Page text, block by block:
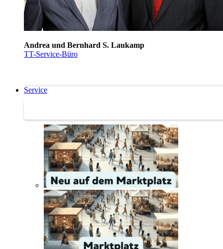
Andrea und Bernhard S. Laukamp
TT-Service-Büro
Service